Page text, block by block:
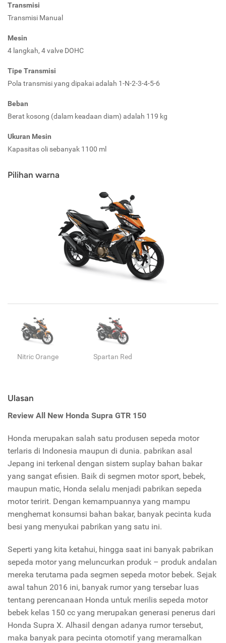
Transmisi
Transmisi Manual
Mesin
4 langkah, 4 valve DOHC
Tipe Transmisi
Pola transmisi yang dipakai adalah 1-N-2-3-4-5-6
Beban
Berat kosong (dalam keadaan diam) adalah 119 kg
Ukuran Mesin
Kapasitas oli sebanyak 1100 ml
Pilihan warna
Nitric Orange Spartan Red
Ulasan
Review All New Honda Supra GTR 150
Honda merupakan salah satu produsen sepeda motor
terlaris di Indonesia maupun di dunia. pabrikan asal
Jepang ini terkenal dengan sistem suplay bahan bakar
yang sangat efisien. Baik di segmen motor sport, bebek,
maupun matic, Honda selalu menjadi pabrikan sepeda
motor teririt. Dengan kemampuannya yang mampu
menghemat konsumsi bahan bakar, banyak pecinta kuda
besi yang menyukai pabrikan yang satu ini.
Seperti yang kita ketahui, hingga saat ini banyak pabrikan
sepeda motor yang meluncurkan produk – produk andalan
mereka terutama pada segmen sepeda motor bebek. Sejak
awal tahun 2016 ini, banyak rumor yang tersebar luas
tentang perencanaan Honda untuk merilis sepeda motor
bebek kelas 150 cc yang merupakan generasi penerus dari
Honda Supra X. Alhasil dengan adanya rumor tersebut,
maka banyak para pecinta otomotif yang meramalkan